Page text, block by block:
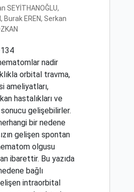
SEYİTHANOĞLU,
Burak EREN, Serkan
nadir
orbital travma,
ameliyatları,
hastalıkları ve
gelişebilirler.
bir nedene
gelişen spontan
olgusu
ibarettir. Bu yazıda
bağlı
intraorbital